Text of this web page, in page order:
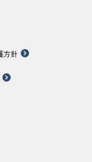
方針